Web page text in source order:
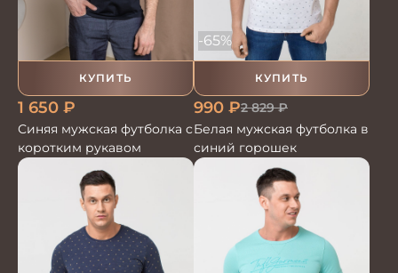
КУПИТЬ
1 650 ₽
Синяя мужская футболка с
коротким рукавом
КУПИТЬ
-65%
990 ₽2 829₽
Белая мужская футболка в
синий горошек